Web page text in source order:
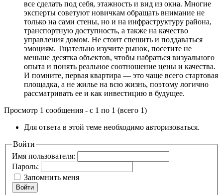
все сделать под себя, этажность и вид из окна. Многие
эксперты советуют новичкам обращать внимание не
только на сами стены, но и на инфраструктуру района,
транспортную доступность, а также на качество
управления домом. Не стоит спешить и поддаваться
эмоциям. Тщательно изучите рынок, посетите не
меньше десятка объектов, чтобы набраться визуального
опыта и понять реальное соотношение цены и качества.
И помните, первая квартира — это чаще всего стартовая
площадка, а не жилье на всю жизнь, поэтому логично
рассматривать ее и как инвестицию в будущее.
Просмотр 1 сообщения - с 1 по 1 (всего 1)
Для ответа в этой теме необходимо авторизоваться.
Войти
Имя пользователя:
Пароль:
Запомнить меня
Войти